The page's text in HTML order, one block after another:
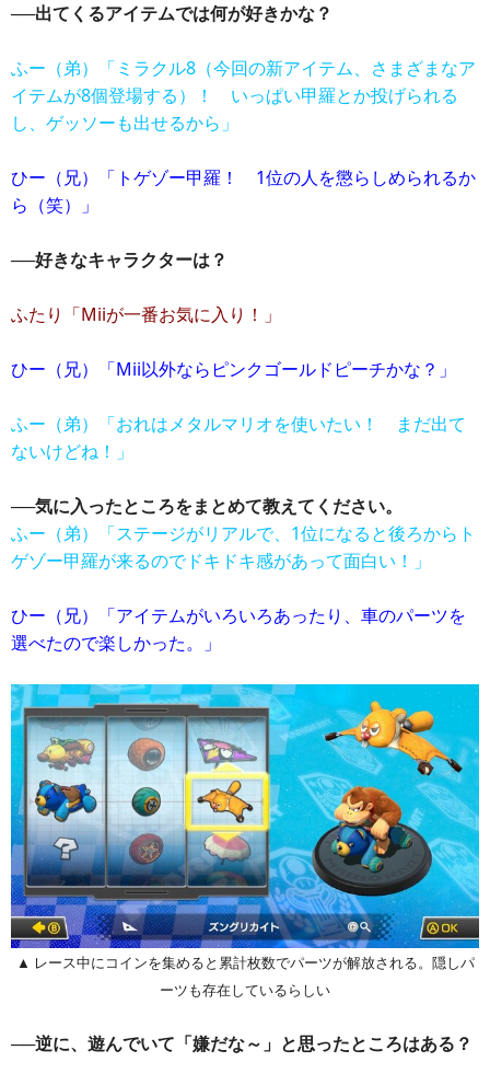
──出てくるアイテムでは何が好きかな？
ふー（弟）「ミラクル8（今回の新アイテム、さまざまなア
イテムが8個登場する）！ いっぱい甲羅とか投げられる
し、ゲッソーも出せるから」
ひー（兄）「トゲゾー甲羅！ 1位の人を懲らしめられるか
ら（笑）」
──好きなキャラクターは？
ふたり「Miiが一番お気に入り！」
ひー（兄）「Mii以外ならピンクゴールドピーチかな？」
ふー（弟）「おれはメタルマリオを使いたい！ まだ出て
ないけどね！」
──気に入ったところをまとめて教えてください。
ふー（弟）「ステージがリアルで、1位になると後ろからト
ゲゾー甲羅が来るのでドキドキ感があって面白い！」
ひー（兄）「アイテムがいろいろあったり、車のパーツを
選べたので楽しかった。」
▲ レース中にコインを集めると累計枚数でパーツが解放される。隠しパ
ーツも存在しているらしい
──逆に、遊んでいて「嫌だな～」と思ったところはある？